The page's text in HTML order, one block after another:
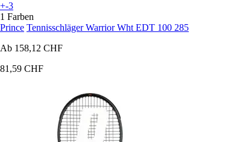
+-3
1 Farben
Prince Tennisschläger Warrior Wht EDT 100 285
Ab 158,12 CHF
81,59 CHF